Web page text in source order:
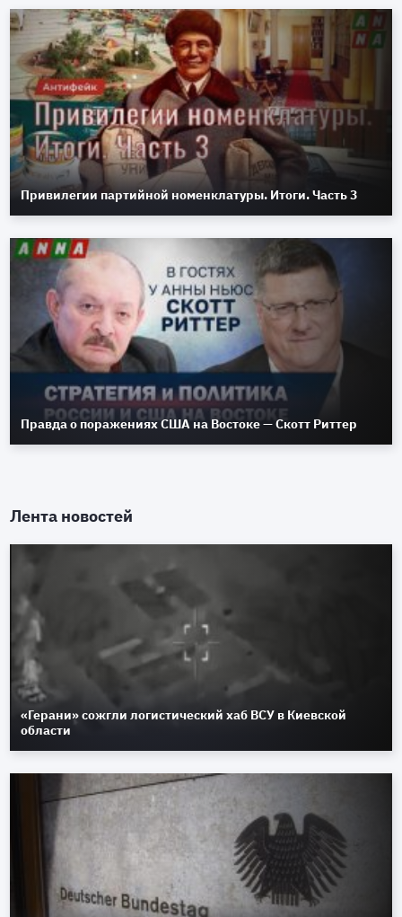
Привилегии партийной номенклатуры. Итоги. Часть 3
Правда о поражениях США на Востоке — Скотт Риттер
Лента новостей
«Герани» сожгли логистический хаб ВСУ в Киевской
области